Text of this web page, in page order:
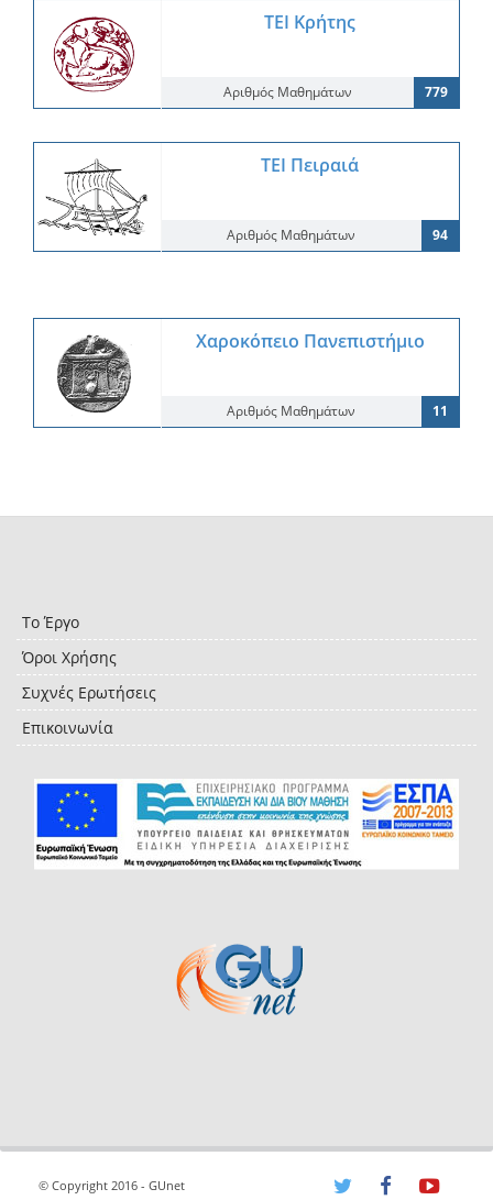
ΤΕΙ Κρήτης
Αριθμός Μαθημάτων 779
ΤΕΙ Πειραιά
Αριθμός Μαθημάτων 94
Χαροκόπειο Πανεπιστήμιο
Αριθμός Μαθημάτων 11
Το Έργο
Όροι Χρήσης
Συχνές Ερωτήσεις
Επικοινωνία
© Copyright 2016 - GUnet